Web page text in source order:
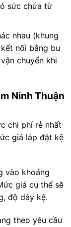
sức chứa từ
nhau (khung
nối bằng bu
chuyển khi
Ninh Thuận
chi phí rẻ nhất
giá lắp đặt kệ
vào khoảng
giá cụ thể sẽ
độ dày kệ.
theo yêu cầu